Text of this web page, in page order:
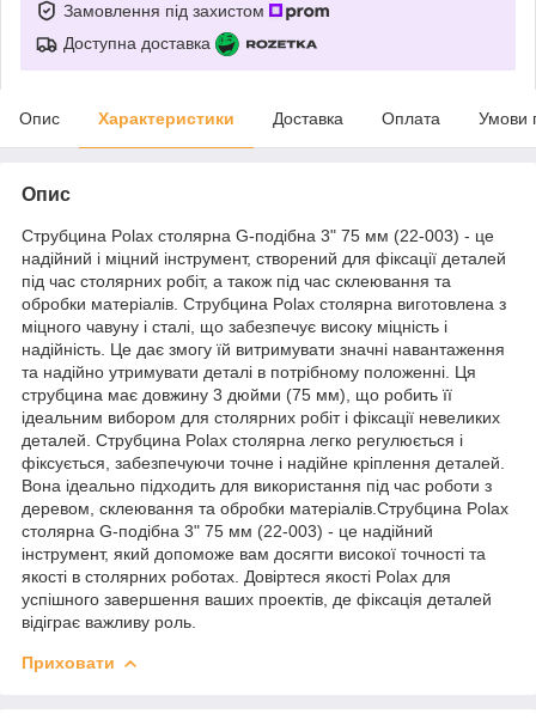
Замовлення під захистом
Доступна доставка
Опис Характеристики Доставка Оплата Умови
Опис
Струбцина Polax столярна G-подібна 3" 75 мм (22-003) - це
надійний і міцний інструмент, створений для фіксації деталей
під час столярних робіт, а також під час склеювання та
обробки матеріалів. Струбцина Polax столярна виготовлена з
міцного чавуну і сталі, що забезпечує високу міцність і
надійність. Це дає змогу їй витримувати значні навантаження
та надійно утримувати деталі в потрібному положенні. Ця
струбцина має довжину 3 дюйми (75 мм), що робить її
ідеальним вибором для столярних робіт і фіксації невеликих
деталей. Струбцина Polax столярна легко регулюється і
фіксується, забезпечуючи точне і надійне кріплення деталей.
Вона ідеально підходить для використання під час роботи з
деревом, склеювання та обробки матеріалів.Струбцина Polax
столярна G-подібна 3" 75 мм (22-003) - це надійний
інструмент, який допоможе вам досягти високої точності та
якості в столярних роботах. Довіртеся якості Polax для
успішного завершення ваших проектів, де фіксація деталей
відіграє важливу роль.
Приховати